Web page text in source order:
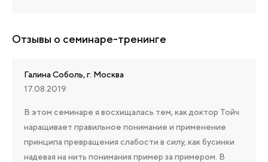
Отзывы о семинаре-тренинге
Галина Соболь, г. Москва
17.08.2019
В этом семинаре я восхищалась тем, как доктор Тойч
наращивает правильное понимание и применение
принципа превращения слабости в силу, как бусинки
надевая на нить понимания пример за примером. В